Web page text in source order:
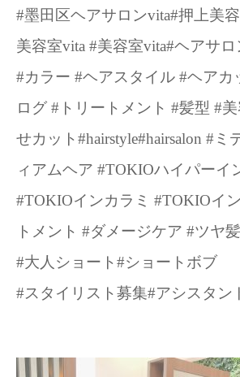
#墨田区ヘアサロンvita#押上美
美容室vita #美容室vita#ヘアサ
#カラー #ヘアスタイル #ヘアカ
ログ #トリートメント #髪型 #
せカット#hairstyle#hairsalon #ミ
ィアムヘア #TOKIOハイパーイ
#TOKIOインカラミ #TOKIOイ
トメント #ダメージケア #ツヤ
#大人ショート#ショートボブ
#スタイリスト募集#アシスタン